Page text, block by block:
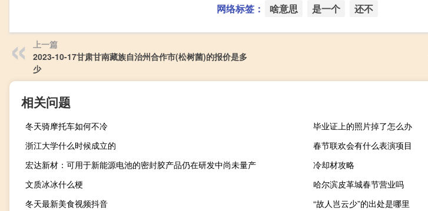
网络标签： 啥意思 是一个 还不
上一篇
2023-10-17甘肃甘南藏族自治州合作市(松树菌)的报价是多
少
相关问题
冬天骑摩托车如何不冷
毕业证上的照片掉了怎么办
浙江大学什么时候成立的
春节联欢会有什么表演项目
宏达新材：可用于新能源电池的密封胶产品仍在研发中尚未量产
冷却材攻略
文质冰冰什么梗
哈尔滨皮革城春节营业吗
冬天最新美食视频抖音
“故人岂云少”的出处是哪里